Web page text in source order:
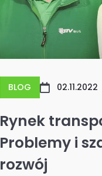
BLOG 02.11.2022
Rynek
Problemy i
rozwój